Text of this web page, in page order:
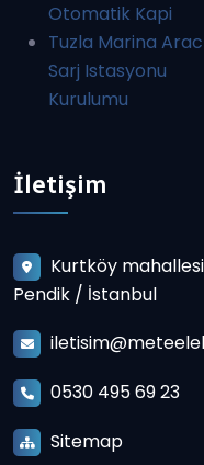
Otomatik Kapi
Tuzla Marina Arac
Sarj Istasyonu
Kurulumu
İletişim
Kurtköy
Pendik / İstanbul
0530 495 69 23
Sitemap